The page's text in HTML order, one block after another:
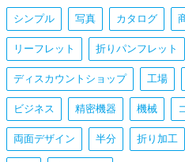
シンプル 写真 カタログ
リーフレット 折りパンフレット
ディスカウントショップ 工場
ビジネス 精密機器 機械
両面デザイン 半分 折り加工